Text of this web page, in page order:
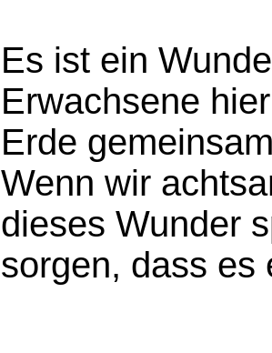
Es ist ein
Erwachsene
Erde
Wenn wir
dieses Wunder
sorgen, dass es